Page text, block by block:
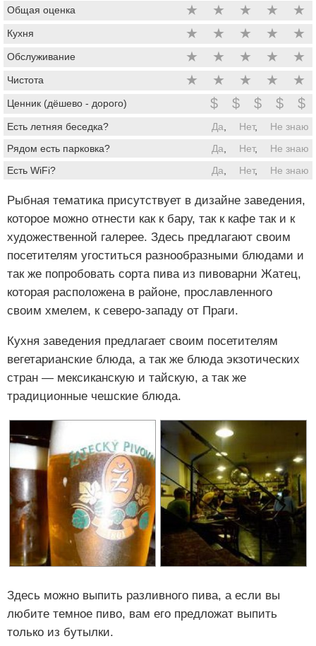
Общая оценка ★ ★ ★ ★ ★
Кухня ★ ★ ★ ★ ★
Обслуживание ★ ★ ★ ★ ★
Чистота ★ ★ ★ ★ ★
Ценник (дёшево - дорого) $ $ $ $ $
Есть летняя беседка? Да Нет,
Не знаю
Рядом есть парковка?
Да Нет,
Не знаю
Есть WiFi?
Да Нет, Не знаю
Рыбная тематика присутствует в дизайне заведения,
которое можно отнести как к бару, так к кафе так и к
художественной галерее. Здесь предлагают своим
посетителям угоститься разнообразными блюдами и
так же попробовать сорта пива из пивоварни Жатец,
которая расположена в районе, прославленного
своим хмелем, к северо-западу от Праги.
Кухня заведения предлагает своим посетителям
вегетарианские блюда, а так же блюда экзотических
стран — мексиканскую и тайскую, а так же
традиционные чешские блюда.
Здесь можно выпить разливного пива, а если вы
любите темное пиво, вам его предложат выпить
только из бутылки.